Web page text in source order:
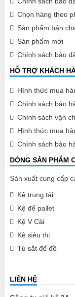
Chọn hàng theo
Sản phẩm bán
Sản phẩm mới
Chính sách bảo
HỖ TRỢ KHÁCH
Hình thức mua
Chính sách bảo
Chính sách vận
Hình thức mua
Chính sách bảo
DÒNG SẢN PHẨM
Sản xuất cung cấp
Kệ trung tải
Kệ để pallet
Kệ V Cài
Kệ siêu thị
Tủ sắt để đồ
LIÊN HỆ